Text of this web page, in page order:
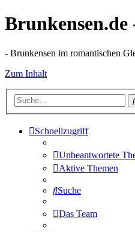
- Brunkensen im romantischen
Zum Inhalt
Schnellzugriff
Unbeantwortete
Aktive Themen
Suche
Das Team